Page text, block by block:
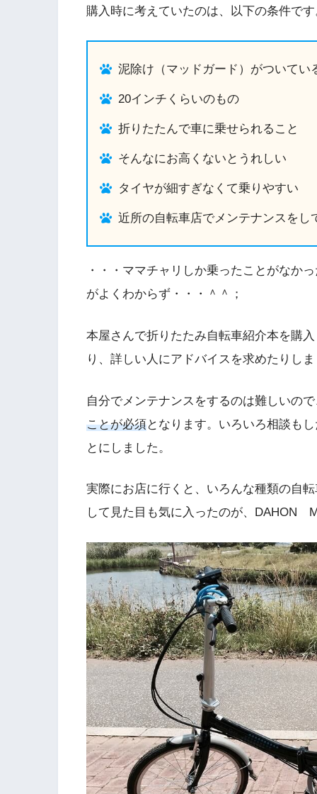
購入時に考えていたのは、以下の条件で
泥除け（マッドガード）がついてい
20インチくらいのもの
折りたたんで車に乗せられること
そんなにお高くないとうれしい
タイヤが細すぎなくて乗りやすい
近所の自転車店でメンテナンスをし
・・・ママチャリしか乗ったことがなか
がよくわからず・・・＾＾；
本屋さんで折りたたみ自転車紹介本を購
り、詳しい人にアドバイスを求めたりし
自分でメンテナンスをするのは難しいの
ことが必須となります。いろいろ相談も
とにしました。
実際にお店に行くと、いろんな種類の自
して見た目も気に入ったのが、DAHON